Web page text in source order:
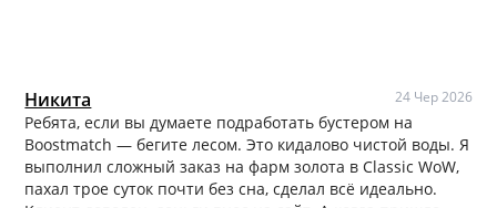
Никита 24 Чер 2026
Ребята, если вы думаете подработать бустером на
Boostmatch — бегите лесом. Это кидалово чистой воды. Я
выполнил сложный заказ на фарм золота в Classic WoW,
пахал трое суток почти без сна, сделал всё идеально.